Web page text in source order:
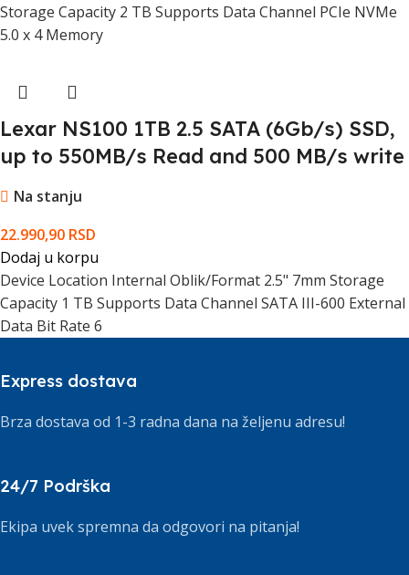
Storage Capacity 2 TB Supports Data Channel PCIe NVMe
5.0 x 4 Memory
Lexar NS100 1TB 2.5 SATA (6Gb/s) SSD,
up to 550MB/s Read and 500 MB/s write
Na stanju
22.990,90 RSD
Dodaj u korpu
Device Location Internal Oblik/Format 2.5" 7mm Storage
Capacity 1 TB Supports Data Channel SATA III-600 External
Data Bit Rate 6
Express dostava
Brza dostava od 1-3 radna dana na željenu adresu!
24/7 Podrška
Ekipa uvek spremna da odgovori na pitanja!